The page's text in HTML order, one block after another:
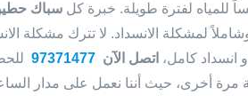
للمياه لفترة طويلة. خبرة كلسباك
لمشكلة الانسداد. لا تترك مشكلة
انسداد كامل، اتصل الآن 97371477
مرة أخرى، حيث أننا نعمل على مدار